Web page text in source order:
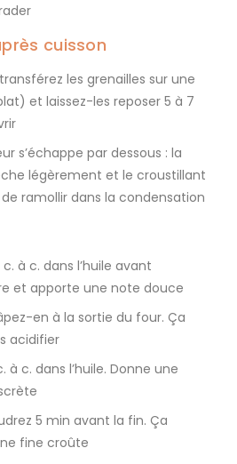
cuisson
les grenailles sur une
et laissez-les reposer 5 à 7
s’échappe par dessous : la
légèrement et le croustillant
ramollir dans la condensation
à c. dans l’huile avant
et apporte une note douce
en à la sortie du four. Ça
acidifier
à c. dans l’huile. Donne une
5 min avant la fin. Ça
fine croûte